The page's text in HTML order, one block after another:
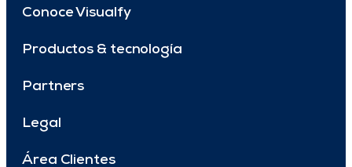
Conoce Visualfy
Productos & tecnología
Partners
Legal
Área Clientes